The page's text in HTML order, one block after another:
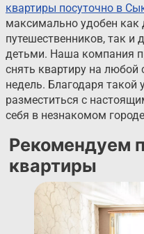
квартиры посуточно в
максимально удобен как
путешественников, так и
детьми. Наша компания
снять квартиру на любой
недель. Благодаря такой
разместиться с
себя в незнакомом
Рекомендуем
квартиры